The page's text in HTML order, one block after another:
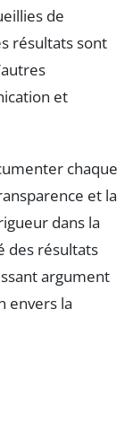
de
résultats sont
et
chaque
et la
dans la
des résultats
argument
envers la